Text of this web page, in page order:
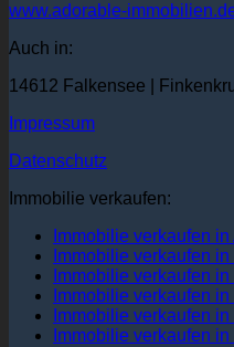
www.adorable-
Auch in:
14612 Falkensee |
Impressum
Datenschutz
Immobilie verkaufen:
Immobilie verkaufen
Immobilie verkaufen
Immobilie verkaufen
Immobilie verkaufen
Immobilie verkaufen
Immobilie verkaufen in